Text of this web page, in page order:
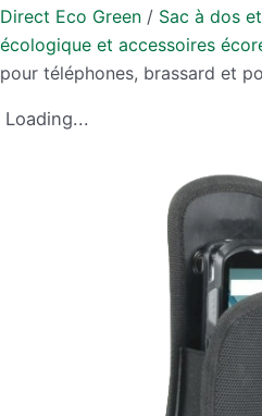
Direct Eco Green / Sac à dos
écologique et accessoires
pour téléphones, brassard et
Loading...